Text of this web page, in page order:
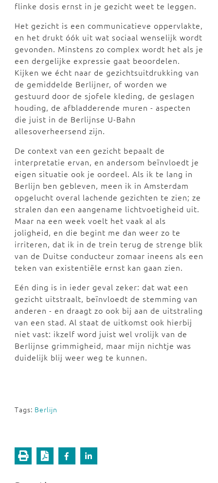
flinke dosis ernst in je gezicht weet te leggen.
Het gezicht is een communicatieve oppervlakte,
en het drukt óók uit wat sociaal wenselijk wordt
gevonden. Minstens zo complex wordt het als je
een dergelijke expressie gaat beoordelen.
Kijken we écht naar de gezichtsuitdrukking van
de gemiddelde Berlijner, of worden we
gestuurd door de sjofele kleding, de geslagen
houding, de afbladderende muren - aspecten
die juist in de Berlijnse U-Bahn
allesoverheersend zijn.
De context van een gezicht bepaalt de
interpretatie ervan, en andersom beïnvloedt je
eigen situatie ook je oordeel. Als ik te lang in
Berlijn ben gebleven, meen ik in Amsterdam
opgelucht overal lachende gezichten te zien; ze
stralen dan een aangename lichtvoetigheid uit.
Maar na een week voelt het vaak al als
joligheid, en die begint me dan weer zo te
irriteren, dat ik in de trein terug de strenge blik
van de Duitse conducteur zomaar ineens als een
teken van existentiële ernst kan gaan zien.
Eén ding is in ieder geval zeker: dat wat een
gezicht uitstraalt, beïnvloedt de stemming van
anderen - en draagt zo ook bij aan de uitstraling
van een stad. Al staat de uitkomst ook hierbij
niet vast: ikzelf word juist wel vrolijk van de
Berlijnse grimmigheid, maar mijn nichtje was
duidelijk blij weer weg te kunnen.
Tags: Berlijn